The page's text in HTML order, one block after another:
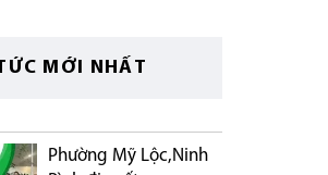
MỚI NHẤT
Phường Mỹ Lộc,Ninh